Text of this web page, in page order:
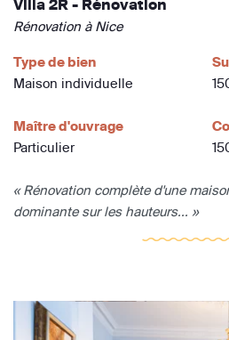
Villa 2R - Rénovation
Rénovation à Nice
Type de bien
Maison individuelle
Maître d'ouvrage
Particulier
« Rénovation complète d'une
dominante sur les hauteurs... »